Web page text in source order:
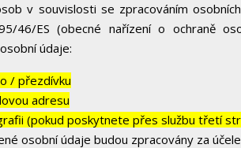
v souvislosti se zpracováním
46/ES (obecné nařízení o ochraně
údaje:
/ přezdívku
adresu
(pokud poskytnete přes službu třetí
osobní údaje budou zpracovány za